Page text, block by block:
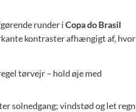
runder iCopa do Brasil
kontraster afhængigt af, hvor
tørvejr – hold øje med
solnedgang; vindstød og let regn